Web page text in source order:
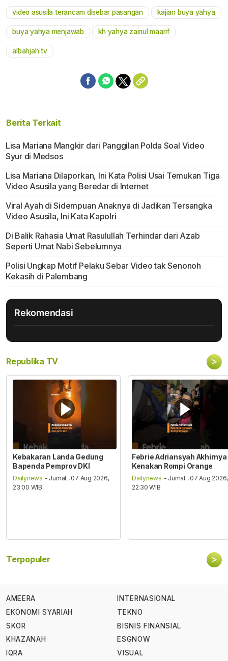
video asusila terancam disebar pasangan kajian buya yahya
buya yahya menjawab kh yahya zainul maarif
albahjah tv
Berita Terkait
Lisa Mariana Mangkir dari Panggilan Polda Soal Video
Syur di Medsos
Lisa Mariana Dilaporkan, Ini Kata Polisi Usai Temukan Tiga
Video Asusila yang Beredar di Internet
Viral Ayah di Sidempuan Anaknya di Jadikan Tersangka
Video Asusila, Ini Kata Kapolri
Di Balik Rahasia Umat Rasulullah Terhindar dari Azab
Seperti Umat Nabi Sebelumnya
Polisi Ungkap Motif Pelaku Sebar Video tak Senonoh
Kekasih di Palembang
Rekomendasi
Republika TV >
Kebakaran Landa Gedung
Bapenda Pemprov DKI
Dailynews - Jumat , 07 Aug 2026,
23:00 WIB
Febrie Adriansyah Akhirnya
Kenakan Rompi Orange
Dailynews - Jumat , 07 Aug 2026,
22:30 WIB
Terpopuler >
AMEERA
EKONOMI SYARIAH
SKOR
KHAZANAH
IQRA
INTERNASIONAL
TEKNO
BISNIS FINANSIAL
ESGNOW
VISUAL